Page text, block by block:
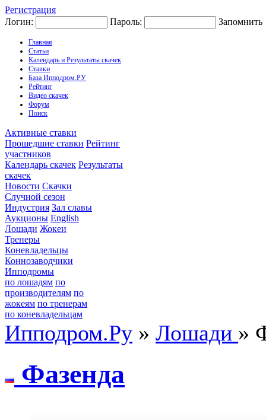
Регистрация
Логин:
Пароль: Запомнить
Главная
Статьи
Календарь и Результаты скачек
Ставки
База Ипподром.РУ
Рейтинг
Видео скачек
Форум
Поиск
Активные ставки
Прошедшие ставки Рейтинг
участников
Календарь скачек Результаты
скачек
Новости Скачки
Случной сезон
Индустрия Зал славы
Аукционы English
Лошади Жокеи
Тренеры
Коневладельцы
Коннозаводчики
Ипподромы
по лошадям по
производителям по
жокеям по тренерам
по коневладельцам
Ипподром.Ру » Лошади »
Фaзeндa